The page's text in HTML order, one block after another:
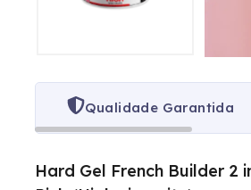
Qualidade Garantida
Hard Gel French Builder 2